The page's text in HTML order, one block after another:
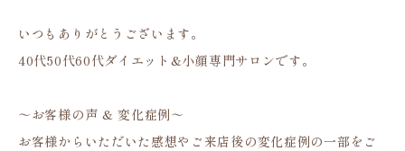
いつもありがとうございます。
40代50代60代ダイエット&小顔専門サロンです。
～お客様の声 & 変化症例～
お客様からいただいた感想やご来店後の変化症例の一部をご